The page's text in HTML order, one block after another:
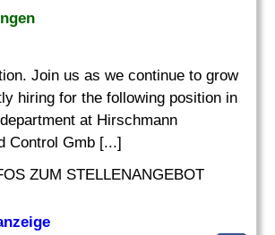
Join us as we continue to grow
hiring for the following position in
at Hirschmann
Control Gmb [...]
ZUM STELLENANGEBOT